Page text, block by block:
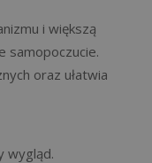
i większą
samopoczucie.
oraz ułatwia
wygląd.